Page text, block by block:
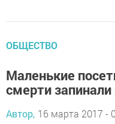
ОБЩЕСТВО
Маленькие
смерти
Автор, 16 марта 2017 -